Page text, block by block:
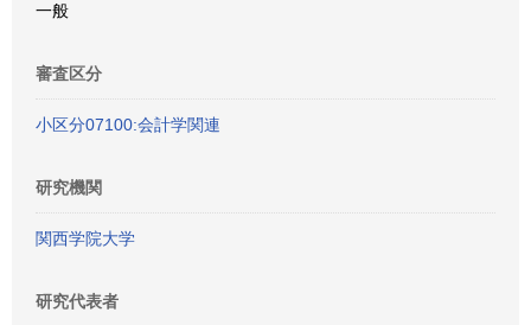
一般
審査区分
小区分07100:会計学関連
研究機関
関西学院大学
研究代表者